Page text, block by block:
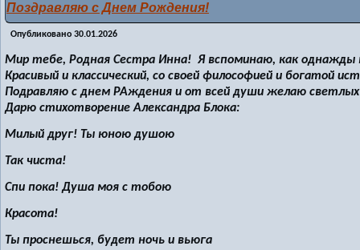
Поздравляю с Днем Рождения!
Опубликовано 30.01.2026
Мир тебе, Родная Сестра Инна! Я вспоминаю, как однажды
Красивый и классический, со своей философией и богатой
Подравляю с днем РАждения и от всей души желаю светлых
Дарю стихотворение Александра Блока:
Милый друг! Ты юною душою
Так чиста!
Спи пока! Душа моя с тобою
Красота!
Ты проснешься, будет ночь и вьюга